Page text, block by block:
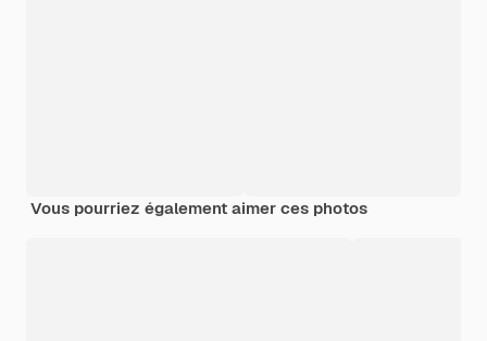
Vous pourriez également aimer ces photos